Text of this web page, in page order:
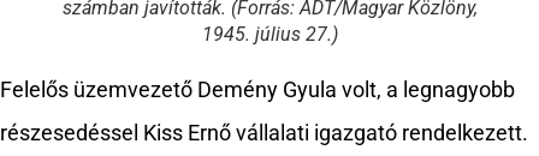
számban javították. (Forrás: ADT/Magyar Közlöny,
1945. július 27.)
Felelős üzemvezető Demény Gyula volt, a legnagyobb
részesedéssel Kiss Ernő vállalati igazgató rendelkezett.